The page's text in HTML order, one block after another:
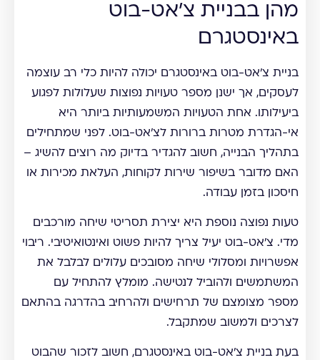
מהן בבניית צ'אט-בוט
באינסטגרם
בניית צ'אט-בוט באינסטגרם יכולה להיות כלי רב עוצמה
לעסקים, אך ישנן מספר טעויות נפוצות שעלולות לפגוע
ביעילותו. אחת הטעויות המשמעותיות ביותר היא
אי-הגדרת מטרות ברורות לצ'אט-בוט. לפני שמתחילים
בתהליך הבנייה, חשוב להגדיר בדיוק מה רוצים להשיג –
האם מדובר בשיפור שירות לקוחות, העלאת מכירות או
חיסכון בזמן עבודה.
טעות נפוצה נוספת היא יצירת תסריטי שיחה מורכבים
מדי. צ'אט-בוט יעיל צריך להיות פשוט ואינטואיטיבי. ריבוי
אפשרויות ומסלולי שיחה מסובכים עלולים לבלבל את
המשתמשים ולהוביל לנטישה. מומלץ להתחיל עם
מספר מצומצם של תרחישים ולהרחיב בהדרגה בהתאם
לצרכים ולמשוב שמתקבל.
בעת בניית צ'אט-בוט באינסטגרם, חשוב לזכור שהבוט